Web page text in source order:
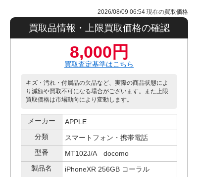
2026/08/09 06:54 現在の買取価格
買取品情報・上限買取価格の確認
8,000円
買取査定基準はこちら
キズ・汚れ・付属品の欠品など、実際の商品状態によ
り減額や買取不可になる場合がございます。また上限
買取価格は市場動向により変動します。
メーカー
APPLE
分類
スマートフォン・携帯電話
型番
MT102J/A docomo
製品名
iPhoneXR 256GB コーラル